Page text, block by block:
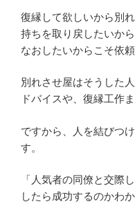
復縁して欲しいから別
持ちを取り戻したいか
なおしたいからこそ依
別れさせ屋はそうした
ドバイスや、復縁工作
ですから、人を結びつ
す。
「人気者の同僚と交際
したら成功するのかわ